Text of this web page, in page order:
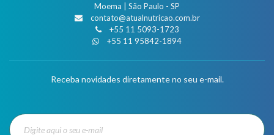
Moema | São Paulo - SP
contato@atualnutricao.com.br
+55 11 5093-1723
+55 11 95842-1894
Receba novidades diretamente no seu e-mail.